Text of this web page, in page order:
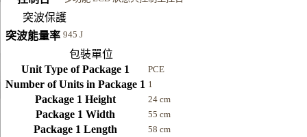
突波保護
突波能量率 945 J
包裝單位
Unit Type of Package 1
PCE
Number of Units in Package 1 1
Package 1 Height 24 cm
Package 1 Width 55 cm
Package 1 Length 58 cm